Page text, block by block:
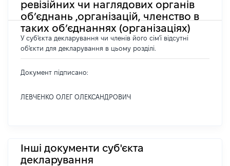
ревізійних чи наглядових органів
об’єднань ,організацій, членство в
таких об’єднаннях (організаціях)
У суб'єкта декларування чи членів його сім'ї відсутні
об'єкти для декларування в цьому розділі.
Документ підписано:
ЛЕВЧЕНКО ОЛЕГ ОЛЕКСАНДРОВИЧ
Інші документи суб'єкта
декларування